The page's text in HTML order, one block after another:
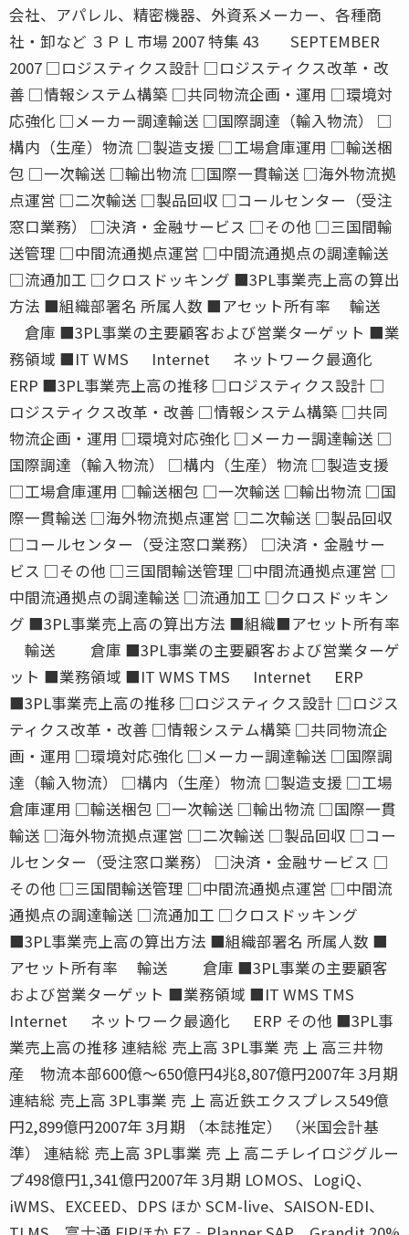
会社、アパレル、精密機器、外資系メーカー、各種商
社・卸など ３ＰＬ市場 2007 特集 43 SEPTEMBER
2007 □ロジスティクス設計 □ロジスティクス改革・改
善 □情報システム構築 □共同物流企画・運用 □環境対
応強化 □メーカー調達輸送 □国際調達（輸入物流） □
構内（生産）物流 □製造支援 □工場倉庫運用 □輸送梱
包 □一次輸送 □輸出物流 □国際一貫輸送 □海外物流拠
点運営 □二次輸送 □製品回収 □コールセンター（受注
窓口業務） □決済・金融サービス □その他 □三国間輸
送管理 □中間流通拠点運営 □中間流通拠点の調達輸送
□流通加工 □クロスドッキング ■3PL事業売上高の算出
方法 ■組織部署名 所属人数 ■アセット所有率 輸送
倉庫 ■3PL事業の主要顧客および営業ターゲット ■業
務領域 ■IT WMS Internet ネットワーク最適化
ERP ■3PL事業売上高の推移 □ロジスティクス設計 □
ロジスティクス改革・改善 □情報システム構築 □共同
物流企画・運用 □環境対応強化 □メーカー調達輸送 □
国際調達（輸入物流） □構内（生産）物流 □製造支援
□工場倉庫運用 □輸送梱包 □一次輸送 □輸出物流 □国
際一貫輸送 □海外物流拠点運営 □二次輸送 □製品回収
□コールセンター（受注窓口業務） □決済・金融サー
ビス □その他 □三国間輸送管理 □中間流通拠点運営 □
中間流通拠点の調達輸送 □流通加工 □クロスドッキン
グ ■3PL事業売上高の算出方法 ■組織■アセット所有率
輸送 倉庫 ■3PL事業の主要顧客および営業ターゲ
ット ■業務領域 ■IT WMS TMS Internet ERP
■3PL事業売上高の推移 □ロジスティクス設計 □ロジス
ティクス改革・改善 □情報システム構築 □共同物流企
画・運用 □環境対応強化 □メーカー調達輸送 □国際調
達（輸入物流） □構内（生産）物流 □製造支援 □工場
倉庫運用 □輸送梱包 □一次輸送 □輸出物流 □国際一貫
輸送 □海外物流拠点運営 □二次輸送 □製品回収 □コー
ルセンター（受注窓口業務） □決済・金融サービス □
その他 □三国間輸送管理 □中間流通拠点運営 □中間流
通拠点の調達輸送 □流通加工 □クロスドッキング
■3PL事業売上高の算出方法 ■組織部署名 所属人数 ■
アセット所有率 輸送 倉庫 ■3PL事業の主要顧客
および営業ターゲット ■業務領域 ■IT WMS TMS
Internet ネットワーク最適化 ERP その他 ■3PL事
業売上高の推移 連結総 売上高 3PL事業 売 上 高三井物
産 物流本部600億〜650億円4兆8,807億円2007年 3月期
連結総 売上高 3PL事業 売 上 高近鉄エクスプレス549億
円2,899億円2007年 3月期 （本誌推定） （米国会計基
準） 連結総 売上高 3PL事業 売 上 高ニチレイロジグルー
プ498億円1,341億円2007年 3月期 LOMOS、LogiQ、
iWMS、EXCEED、DPS ほか SCM-live、SAISON-EDI、